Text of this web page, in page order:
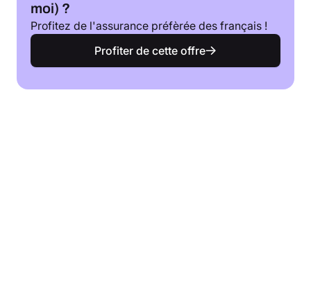
moi) ?
Profitez de l'assurance préfèrée des français !
Profiter de cette offre